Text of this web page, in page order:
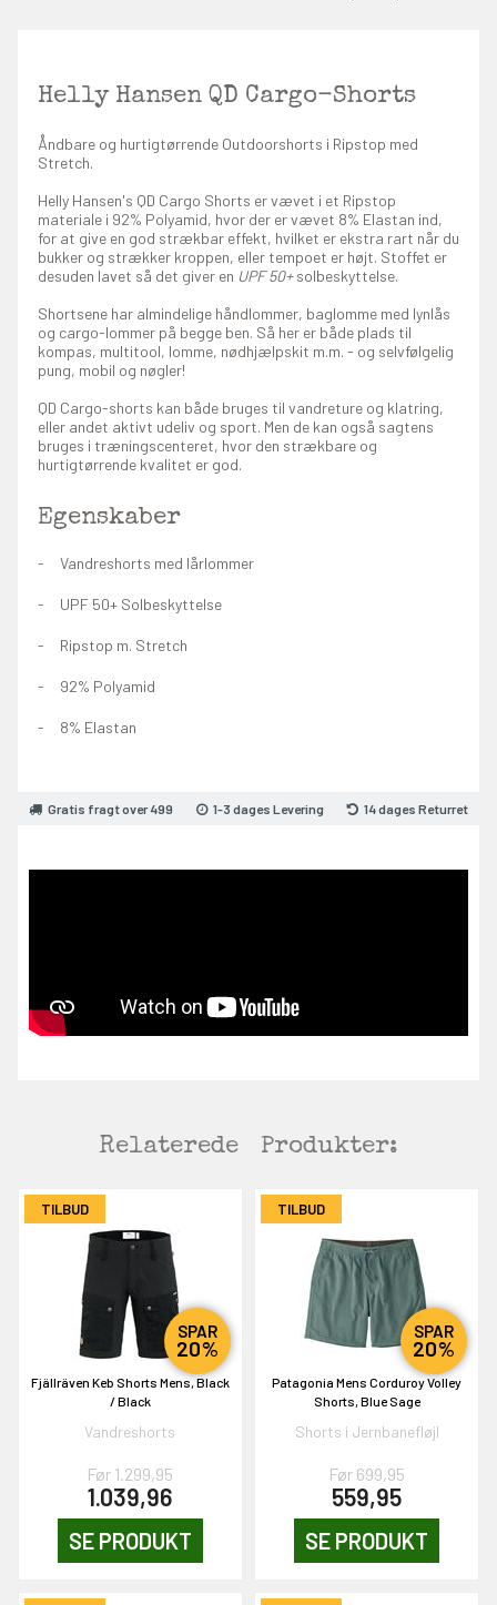
Helly Hansen QD Cargo-Shorts
Åndbare og hurtigtørrende Outdoorshorts i Ripstop med
Stretch.
Helly Hansen's QD Cargo Shorts er vævet i et Ripstop
materiale i 92% Polyamid, hvor der er vævet 8% Elastan ind,
for at give en god strækbar effekt, hvilket er ekstra rart når du
bukker og strækker kroppen, eller tempoet er højt. Stoffet er
desuden lavet så det giver en UPF 50+solbeskyttelse.
Shortsene har almindelige håndlommer, baglomme med lynlås
og cargo-lommer på begge ben. Så her er både plads til
kompas, multitool, lomme, nødhjælpskit m.m. - og selvfølgelig
pung, mobil og nøgler!
QD Cargo-shorts kan både bruges til vandreture og klatring,
eller andet aktivt udeliv og sport. Men de kan også sagtens
bruges i træningscenteret, hvor den strækbare og
hurtigtørrende kvalitet er god.
Egenskaber
Vandreshorts med lårlommer
UPF 50+ Solbeskyttelse
Ripstop m. Stretch
92% Polyamid
8% Elastan
Gratis fragt over 499 1-3 dages Levering 14 dages Returret
Relaterede Produkter:
TILBUD
SPAR
20%
Fjällräven Keb Shorts Mens, Black
/ Black
Vandreshorts
Før 1.299,95
1.039,96
SE PRODUKT
TILBUD
SPAR
20%
Patagonia Mens Corduroy Volley
Shorts, Blue Sage
Shorts i Jernbanefløjl
Før 699,95
559,95
SE PRODUKT